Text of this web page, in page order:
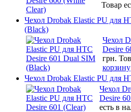
Товар
Чехол Drobak Elastic PU для
(Black)
Чехол
Desire
грн.
корзину
Чехол Drobak Elastic PU для
Чехол
Desire
есть в